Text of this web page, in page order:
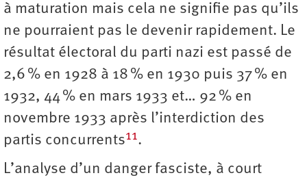
à maturation mais cela ne signifie pas qu’ils
ne pourraient pas le devenir rapidement. Le
résultat électoral du parti nazi est passé de
2,6 % en 1928 à 18 % en 1930 puis 37 % en
1932, 44 % en mars 1933 et… 92 % en
novembre 1933 après l’interdiction des
partis concurrents11.
L’analyse d’un danger fasciste, à court